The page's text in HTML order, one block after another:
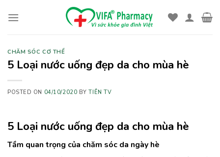
CHĂM SÓC CƠ THỂ
5 Loại nước uống đẹp da cho mùa hè
POSTED ON 04/10/2020 BYTIÊN TV
5 Loại nước uống đẹp da cho mùa hè
Tầm quan trọng của chăm sóc da ngày hè